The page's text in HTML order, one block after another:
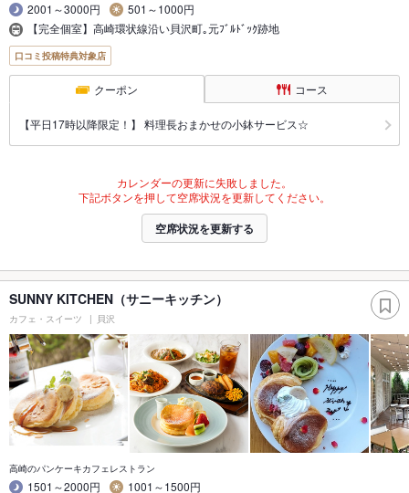
2001～3000円
501～1000円
【完全個室】高崎環状線沿い貝沢町｡元ﾌﾞﾙﾄﾞｯｸ跡地
口コミ投稿特典対象店
クーポン コース
【平日17時以降限定！】 料理長おまかせの小鉢サービス☆
カレンダーの更新に失敗しました。
下記ボタンを押して空席状況を更新してください。
空席状況を更新する
SUNNY KITCHEN（サニーキッチン）
カフェ・スイーツ 貝沢
高崎のパンケーキカフェレストラン
1501～2000円
1001～1500円